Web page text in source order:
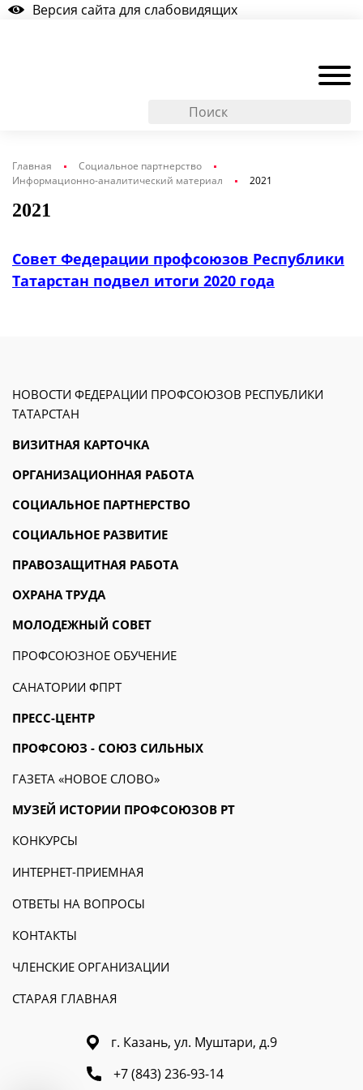
Версия сайта для слабовидящих
Главная
Социальное партнерство
Информационно-аналитический материал
2021
2021
Совет Федерации профсоюзов Республики
Татарстан подвел итоги 2020 года
НОВОСТИ ФЕДЕРАЦИИ ПРОФСОЮЗОВ РЕСПУБЛИКИ
ТАТАРСТАН
ВИЗИТНАЯ КАРТОЧКА
ОРГАНИЗАЦИОННАЯ РАБОТА
СОЦИАЛЬНОЕ ПАРТНЕРСТВО
СОЦИАЛЬНОЕ РАЗВИТИЕ
ПРАВОЗАЩИТНАЯ РАБОТА
ОХРАНА ТРУДА
МОЛОДЕЖНЫЙ СОВЕТ
ПРОФСОЮЗНОЕ ОБУЧЕНИЕ
САНАТОРИИ ФПРТ
ПРЕСС-ЦЕНТР
ПРОФСОЮЗ - СОЮЗ СИЛЬНЫХ
ГАЗЕТА «НОВОЕ СЛОВО»
МУЗЕЙ ИСТОРИИ ПРОФСОЮЗОВ РТ
КОНКУРСЫ
ИНТЕРНЕТ-ПРИЕМНАЯ
ОТВЕТЫ НА ВОПРОСЫ
КОНТАКТЫ
ЧЛЕНСКИЕ ОРГАНИЗАЦИИ
СТАРАЯ ГЛАВНАЯ
г. Казань, ул. Муштари, д.9
+7 (843) 236-93-14